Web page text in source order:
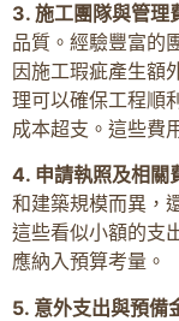
3. 施工團隊與管理
品質。經驗豐富的
因施工瑕疵產生額
理可以確保工程順
成本超支。這些費
4. 申請執照及相關
和建築規模而異，
這些看似小額的支
應納入預算考量。
5. 意外支出與預備